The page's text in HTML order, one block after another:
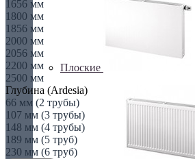
Плоские
1656 мм
1800 мм
1856 мм
2000 мм
2056 мм
2200 мм
2500 мм
Глубина (Ardesia)
66 мм (2 трубы)
107 мм (3 трубы)
148 мм (4 трубы)
189 мм (5 труб)
230 мм (6 труб)